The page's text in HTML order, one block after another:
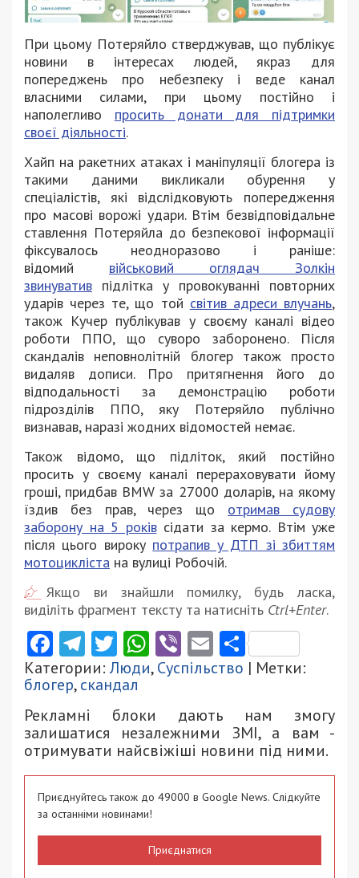
При цьому Потеряйло стверджував, що публікує
новини в інтересах людей, якраз для
попереджень про небезпеку і веде канал
власними силами, при цьому постійно і
наполегливо просить донати для підтримки
своєї діяльності.
Хайп на ракетних атаках і маніпуляції блогера із
такими даними викликали обурення у
спеціалістів, які відслідковують попередження
про масові ворожі удари. Втім безвідповідальне
ставлення Потеряйла до безпекової інформації
фіксувалось неодноразово і раніше:
відомий військовий оглядач Золкін
звинуватив підлітка у провокуванні повторних
ударів через те, що той світив адреси влучань,
також Кучер публікував у своєму каналі відео
роботи ППО, що суворо заборонено. Після
скандалів неповнолітній блогер також просто
видаляв дописи. Про притягнення його до
відподальності за демонстрацію роботи
підрозділів ППО, яку Потеряйло публічно
визнавав, наразі жодних відомостей немає.
Також відомо, що підліток, який постійно
просить у своєму каналі перераховувати йому
гроші, придбав BMW за 27000 доларів, на якому
їздив без прав, через що отримав судову
заборону на 5 роківсідати за кермо. Втім уже
після цього вироку потрапив у ДТП зі збиттям
мотоцикліста на вулиці Робочій.
Якщо ви знайшли помилку, будь ласка,
виділіть фрагмент тексту та натисніть Ctrl+Enter.
Facebook
Telegram
Twitter
WhatsApp
ViberEmail
Категории:Люди,Суспільство | Метки:
блогер,скандал
Рекламні блоки дають нам змогу
залишатися незалежними ЗМІ, а вам -
отримувати найсвіжіші новини під ними.
Приєднуйтесь також до 49000 в Google News. Слідкуйте
за останніми новинами!
Приєднатися